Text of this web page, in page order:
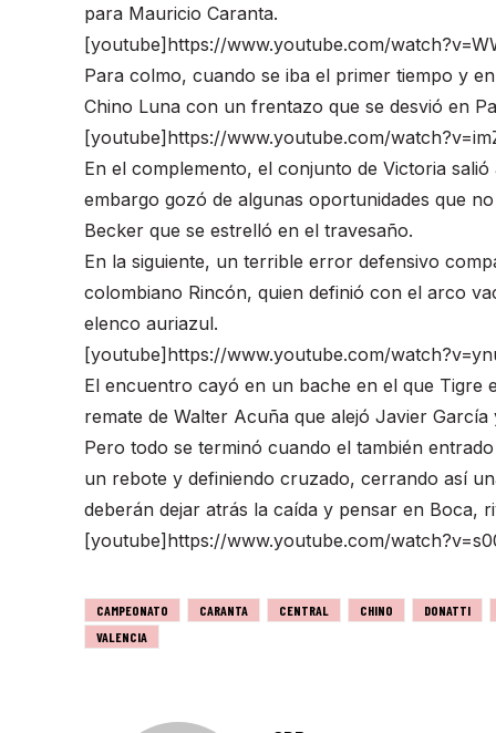
para Mauricio Caranta.
[youtube]https://www.youtube.com/
Para colmo, cuando se iba el primer tiempo y
Chino Luna con un frentazo que se desvió en
[youtube]https://www.youtube.com/
En el complemento, el conjunto de Victoria
embargo gozó de algunas oportunidades que
Becker que se estrelló en el travesaño.
En la siguiente, un terrible error defensivo
colombiano Rincón, quien definió con el arco
elenco auriazul.
[youtube]https://www.youtube.com/
El encuentro cayó en un bache en el que
remate de Walter Acuña que alejó Javier
Pero todo se terminó cuando el también
un rebote y definiendo cruzado, cerrando así
deberán dejar atrás la caída y pensar en Boca,
[youtube]https://www.youtube.com/
CAMPEONATO CARANTA CENTRAL CHINO
DONATTI
VALENCIA